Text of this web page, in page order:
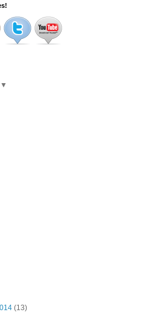
▼
(13)